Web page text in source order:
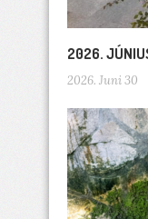
2026.
2026. Juni 30